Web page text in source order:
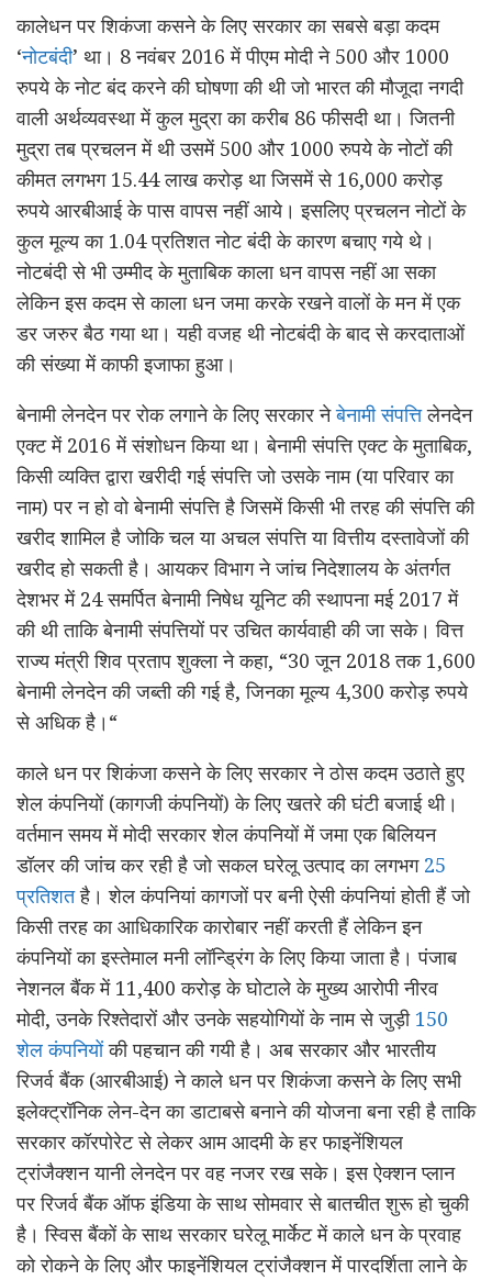
कालेधन पर शिकंजा कसने के लिए सरकार का सबसे बड़ा कदम
‘नोटबंदी’ था। 8 नवंबर 2016 में पीएम मोदी ने 500 और 1000
रुपये के नोट बंद करने की घोषणा की थी जो भारत की मौजूदा नगदी
वाली अर्थव्यवस्था में कुल मुद्रा का करीब 86 फीसदी था। जितनी
मुद्रा तब प्रचलन में थी उसमें 500 और 1000 रुपये के नोटों की
कीमत लगभग 15.44 लाख करोड़ था जिसमें से 16,000 करोड़
रुपये आरबीआई के पास वापस नहीं आये। इसलिए प्रचलन नोटों के
कुल मूल्य का 1.04 प्रतिशत नोट बंदी के कारण बचाए गये थे।
नोटबंदी से भी उम्मीद के मुताबिक काला धन वापस नहीं आ सका
लेकिन इस कदम से काला धन जमा करके रखने वालों के मन में एक
डर जरुर बैठ गया था। यही वजह थी नोटबंदी के बाद से करदाताओं
की संख्या में काफी इजाफा हुआ।
बेनामी लेनदेन पर रोक लगाने के लिए सरकार नेबेनामी संपत्तिलेनदेन
एक्ट में 2016 में संशोधन किया था। बेनामी संपत्ति एक्ट के मुताबिक,
किसी व्यक्ति द्वारा खरीदी गई संपत्ति जो उसके नाम (या परिवार का
नाम) पर न हो वो बेनामी संपत्ति है जिसमें किसी भी तरह की संपत्ति की
खरीद शामिल है जोकि चल या अचल संपत्त‍ि या वित्तीय दस्तावेजों की
खरीद हो सकती है। आयकर विभाग ने जांच निदेशालय के अंतर्गत
देशभर में 24 समर्पित बेनामी निषेध यूनिट की स्थापना मई 2017 में
की थी ताकि बेनामी संपत्तियों पर उचित कार्यवाही की जा सके। वित्त
राज्य मंत्री शिव प्रताप शुक्ला ने कहा, “30 जून 2018 तक 1,600
बेनामी लेनदेन की जब्ती की गई है, जिनका मूल्य 4,300 करोड़ रुपये
से अधिक है।“
काले धन पर शिकंजा कसने के लिए सरकार ने ठोस कदम उठाते हुए
शेल कंपनियों (कागजी कंपनियों) के लिए खतरे की घंटी बजाई थी।
वर्तमान समय में मोदी सरकार शेल कंपनियों में जमा एक बिलियन
डॉलर की जांच कर रही है जो सकल घरेलू उत्पाद का लगभग 25
प्रतिशतहै। शेल कंपनियां कागजों पर बनी ऐसी कंपनियां होती हैं जो
किसी तरह का आधिकारिक कारोबार नहीं करती हैं लेकिन इन
कंपनियों का इस्तेमाल मनी लॉन्ड्रिंग के लिए किया जाता है। पंजाब
नेशनल बैंक में 11,400 करोड़ के घोटाले के मुख्य आरोपी नीरव
मोदी, उनके रिश्तेदारों और उनके सहयोगियों के नाम से जुड़ी 150
शेल कंपनियोंकी पहचान की गयी है। अब सरकार और भारतीय
रिजर्व बैंक (आरबीआई) ने काले धन पर शिकंजा कसने के लिए सभी
इलेक्ट्रॉनिक लेन-देन का डाटाबसे बनाने की योजना बना रही है ताकि
सरकार कॉरपोरेट से लेकर आम आदमी के हर फाइनेंशियल
ट्रांजैक्शन यानी लेनदेन पर वह नजर रख सके। इस ऐक्शन प्लान
पर रिजर्व बैंक ऑफ इंडिया के साथ सोमवार से बातचीत शुरू हो चुकी
है। स्विस बैंकों के साथ सरकार घरेलू मार्केट में काले धन के प्रवाह
को रोकने के लिए और फाइनेंशियल ट्रांजैक्शन में पारदर्शिता लाने के